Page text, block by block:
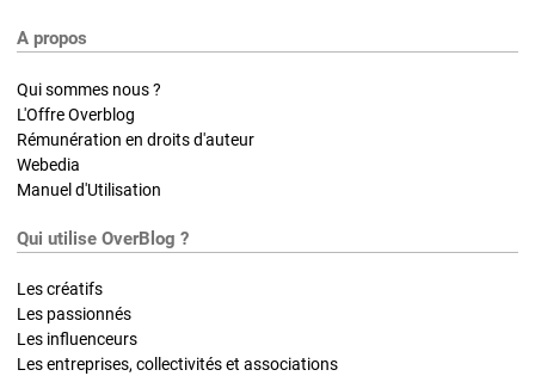
A propos
Qui sommes nous ?
L'Offre Overblog
Rémunération en droits d'auteur
Webedia
Manuel d'Utilisation
Qui utilise OverBlog ?
Les créatifs
Les passionnés
Les influenceurs
Les entreprises, collectivités et associations